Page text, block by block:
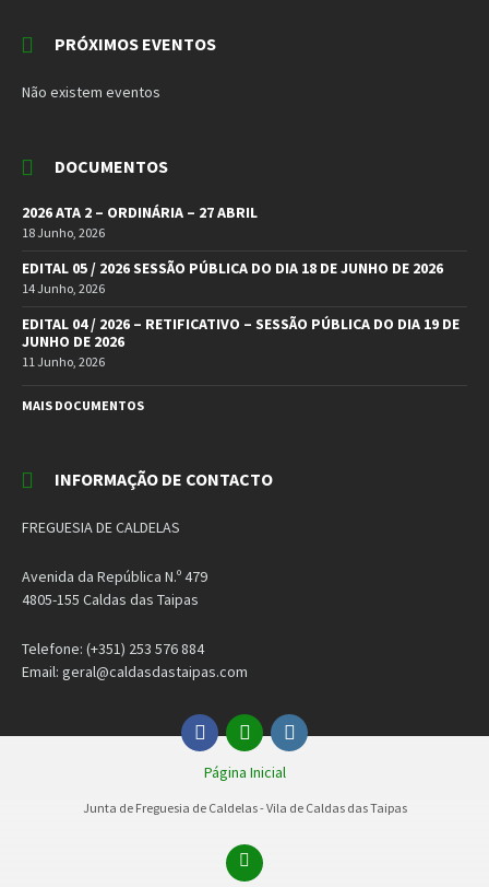
PRÓXIMOS EVENTOS
Não existem eventos
DOCUMENTOS
2026 ATA 2 – ORDINÁRIA – 27 ABRIL
18 Junho, 2026
EDITAL 05 / 2026 SESSÃO PÚBLICA DO DIA 18 DE JUNHO DE 2026
14 Junho, 2026
EDITAL 04 / 2026 – RETIFICATIVO – SESSÃO PÚBLICA DO DIA 19 DE
JUNHO DE 2026
11 Junho, 2026
MAIS DOCUMENTOS
INFORMAÇÃO DE CONTACTO
FREGUESIA DE CALDELAS
Avenida da República N.º 479
4805-155 Caldas das Taipas
Telefone: (+351) 253 576 884
Email: geral@caldasdastaipas.com
Facebook
EmailInstagram
Página Inicial
Junta de Freguesia de Caldelas - Vila de Caldas das Taipas